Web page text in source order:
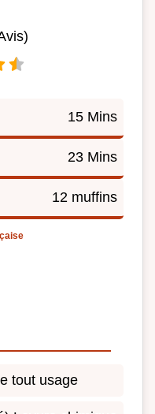
15 Mins
23 Mins
12 muffins
tout usage